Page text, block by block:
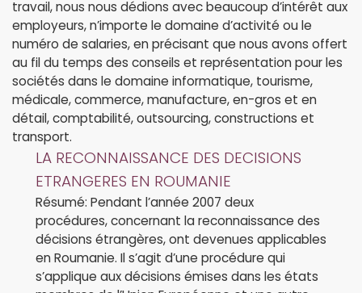
travail, nous nous dédions avec beaucoup d’intérêt aux
employeurs, n’importe le domaine d’activité ou le
numéro de salaries, en précisant que nous avons offert
au fil du temps des conseils et représentation pour les
sociétés dans le domaine informatique, tourisme,
médicale, commerce, manufacture, en-gros et en
détail, comptabilité, outsourcing, constructions et
transport.
LA RECONNAISSANCE DES DECISIONS
ETRANGERES EN ROUMANIE
Résumé: Pendant l’année 2007 deux
procédures, concernant la reconnaissance des
décisions étrangères, ont devenues applicables
en Roumanie. Il s’agit d’une procédure qui
s’applique aux décisions émises dans les états